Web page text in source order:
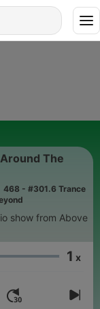
The
468 - #301.6 Trance
show from Above
1 x